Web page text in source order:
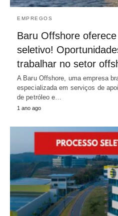
EMPREGOS
Baru Offshore
seletivo!
trabalhar no setor
A Baru Offshore, uma empresa
especializada em serviços de
de petróleo e…
1 ano ago